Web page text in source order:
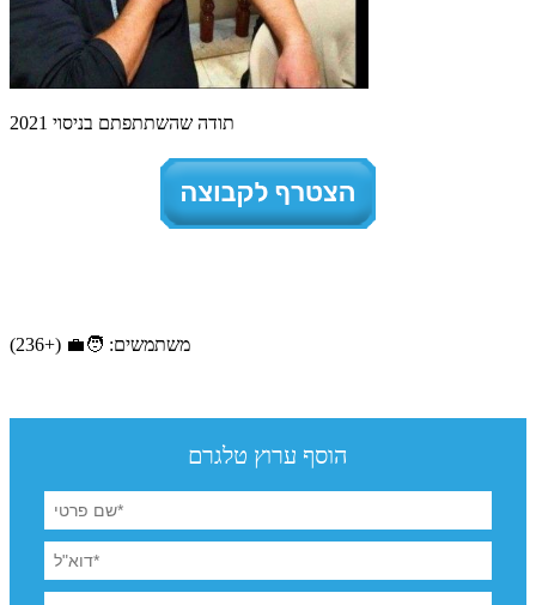
תודה שהשתתפתם בניסוי 2021
משתמשים: 🧑‍💼 (+236)
הוסף ערוץ טלגרם